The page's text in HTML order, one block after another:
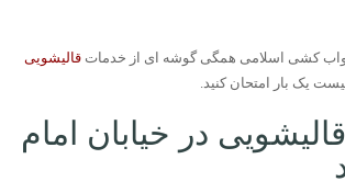
کشی اسلامی همگی گوشه ای از خدمات قالیشویی
یک بار امتحان کنید.
در خیابان امام